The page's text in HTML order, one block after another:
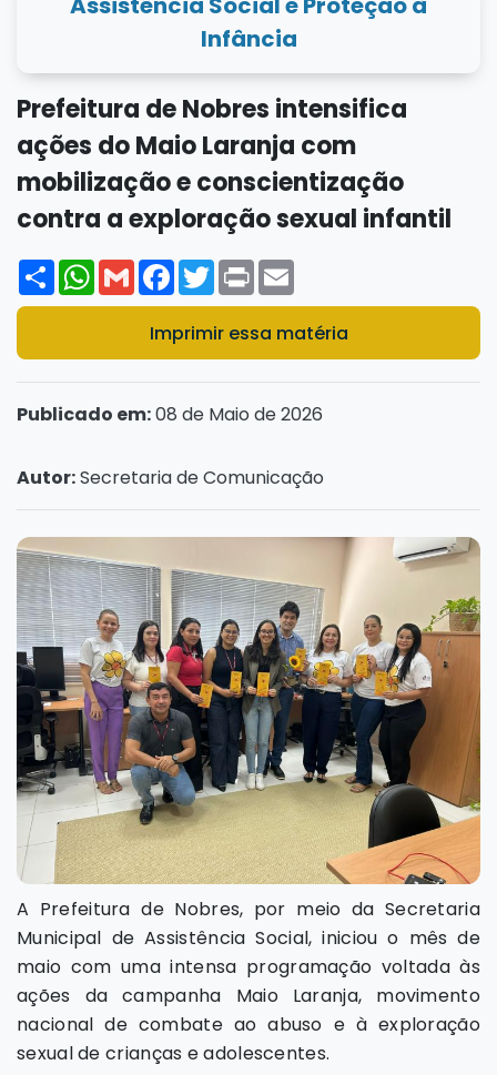
Infância
Prefeitura de Nobres intensifica
ações do Maio Laranja com
mobilização e conscientização
contra a exploração sexual infantil
ShareWhatsApp
GmailFacebook
Twitter
Print
Imprimir essa matéria
Publicado em:08 de Maio de 2026
Autor:Secretaria de Comunicação
A Prefeitura de Nobres, por meio da Secretaria
Municipal de Assistência Social, iniciou o mês de
maio com uma intensa programação voltada às
ações da campanha Maio Laranja, movimento
nacional de combate ao abuso e à exploração
sexual de crianças e adolescentes.